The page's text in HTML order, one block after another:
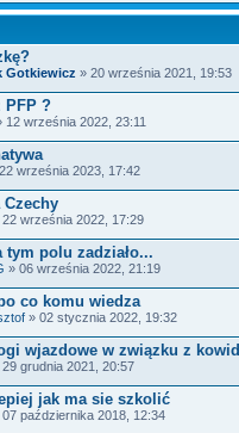
Gotkiewicz » 20 września 2021, 19:53
PFP ?
12 września 2022, 23:11
września 2023, 17:42
Czechy
22 września 2022, 17:29
tym polu zadziało...
» 06 września 2022, 21:19
co komu wiedza
» 02 stycznia 2022, 19:32
wjazdowe w związku z kowid
29 grudnia 2021, 20:57
jak ma sie szkolić
07 października 2018, 12:34